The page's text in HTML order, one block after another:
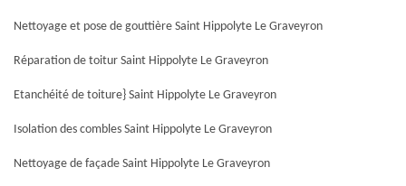
Nettoyage et pose de gouttière Saint Hippolyte Le Graveyron
Réparation de toitur Saint Hippolyte Le Graveyron
Etanchéité de toiture} Saint Hippolyte Le Graveyron
Isolation des combles Saint Hippolyte Le Graveyron
Nettoyage de façade Saint Hippolyte Le Graveyron